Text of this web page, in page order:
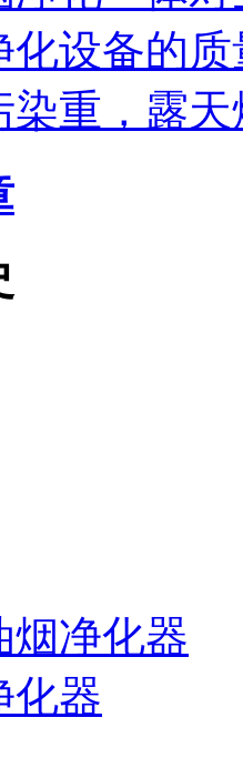
化设备的
染重，露
烟净化器
化器